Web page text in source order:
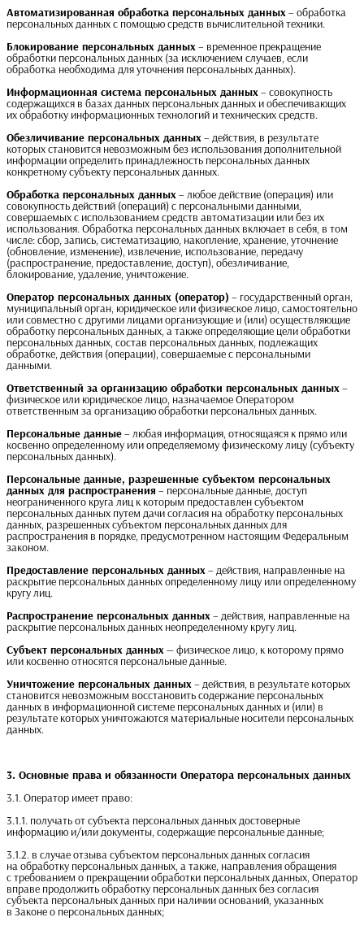
Автоматизированная обработка персональных данных– обработка
персональных данных с помощью средств вычислительной техники.
Блокирование персональных данных– временное прекращение
обработки персональных данных (за исключением случаев, если
обработка необходима для уточнения персональных данных).
Информационная система персональных данных– совокупность
содержащихся в базах данных персональных данных и обеспечивающих
их обработку информационных технологий и технических средств.
Обезличивание персональных данных– действия, в результате
которых становится невозможным без использования дополнительной
информации определить принадлежность персональных данных
конкретному субъекту персональных данных.
Обработка персональных данных– любое действие (операция) или
совокупность действий (операций) с персональными данными,
совершаемых с использованием средств автоматизации или без их
использования. Обработка персональных данных включает в себя, в том
числе: сбор, запись, систематизацию, накопление, хранение, уточнение
(обновление, изменение), извлечение, использование, передачу
(распространение, предоставление, доступ), обезличивание,
блокирование, удаление, уничтожение.
Оператор персональных данных (оператор) – государственный орган,
муниципальный орган, юридическое или физическое лицо, самостоятельно
или совместно с другими лицами организующие и (или) осуществляющие
обработку персональных данных, а также определяющие цели обработки
персональных данных, состав персональных данных, подлежащих
обработке, действия (операции), совершаемые с персональными
данными.
Ответственный за организацию обработки персональных данных–
физическое или юридическое лицо, назначаемое Оператором
ответственным за организацию обработки персональных данных.
Персональные данные– любая информация, относящаяся к прямо или
косвенно определенному или определяемому физическому лицу (субъекту
персональных данных).
Персональные данные, разрешенные субъектом персональных
данных для распространения – персональные данные, доступ
неограниченного круга лиц к которым предоставлен субъектом
персональных данных путем дачи согласия на обработку персональных
данных, разрешенных субъектом персональных данных для
распространения в порядке, предусмотренном настоящим Федеральным
законом.
Предоставление персональных данных– действия, направленные на
раскрытие персональных данных определенному лицу или определенному
кругу лиц.
Распространение персональных данных– действия, направленные на
раскрытие персональных данных неопределенному кругу лиц.
Субъект персональных данных— физическое лицо, к которому прямо
или косвенно относятся персональные данные.
Уничтожение персональных данных– действия, в результате которых
становится невозможным восстановить содержание персональных
данных в информационной системе персональных данных и (или) в
результате которых уничтожаются материальные носители персональных
данных.
3. Основные права и обязанности Оператора персональных данных
3.1. Оператор имеет право:
3.1.1. получать от субъекта персональных данных достоверные
информацию и/или документы, содержащие персональные данные;
3.1.2. в случае отзыва субъектом персональных данных согласия
на обработку персональных данных, а также, направления обращения
с требованием о прекращении обработки персональных данных, Оператор
вправе продолжить обработку персональных данных без согласия
субъекта персональных данных при наличии оснований, указанных
в Законе о персональных данных;